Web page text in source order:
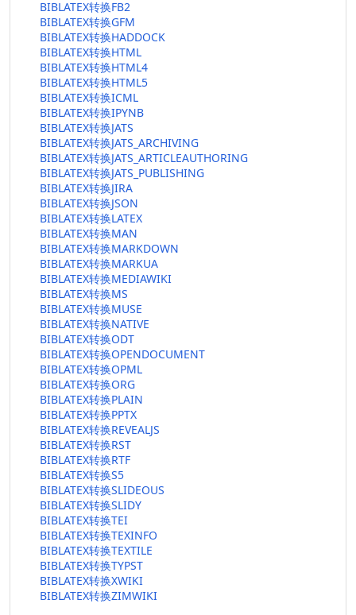
BIBLATEX转换FB2
BIBLATEX转换GFM
BIBLATEX转换HADDOCK
BIBLATEX转换HTML
BIBLATEX转换HTML4
BIBLATEX转换HTML5
BIBLATEX转换ICML
BIBLATEX转换IPYNB
BIBLATEX转换JATS
BIBLATEX转换JATS_ARCHIVING
BIBLATEX转换JATS_ARTICLEAUTHORING
BIBLATEX转换JATS_PUBLISHING
BIBLATEX转换JIRA
BIBLATEX转换JSON
BIBLATEX转换LATEX
BIBLATEX转换MAN
BIBLATEX转换MARKDOWN
BIBLATEX转换MARKUA
BIBLATEX转换MEDIAWIKI
BIBLATEX转换MS
BIBLATEX转换MUSE
BIBLATEX转换NATIVE
BIBLATEX转换ODT
BIBLATEX转换OPENDOCUMENT
BIBLATEX转换OPML
BIBLATEX转换ORG
BIBLATEX转换PLAIN
BIBLATEX转换PPTX
BIBLATEX转换REVEALJS
BIBLATEX转换RST
BIBLATEX转换RTF
BIBLATEX转换S5
BIBLATEX转换SLIDEOUS
BIBLATEX转换SLIDY
BIBLATEX转换TEI
BIBLATEX转换TEXINFO
BIBLATEX转换TEXTILE
BIBLATEX转换TYPST
BIBLATEX转换XWIKI
BIBLATEX转换ZIMWIKI